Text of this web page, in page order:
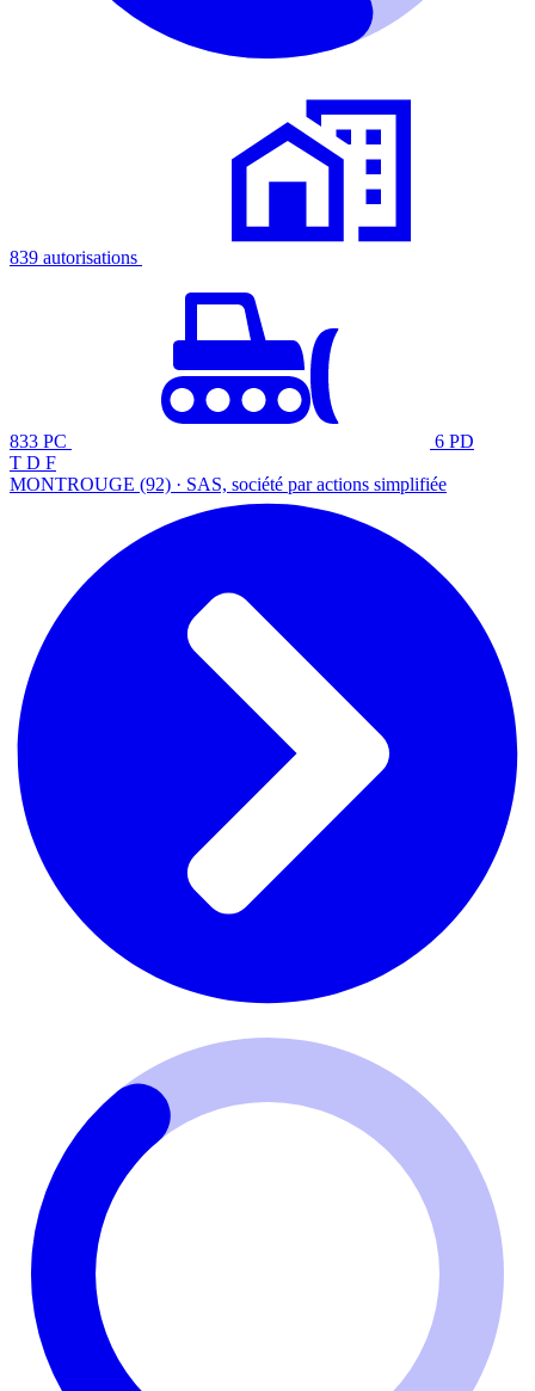
839 autorisations
833 PC
6 PD
T D F
MONTROUGE (92) · SAS, société par actions simplifiée